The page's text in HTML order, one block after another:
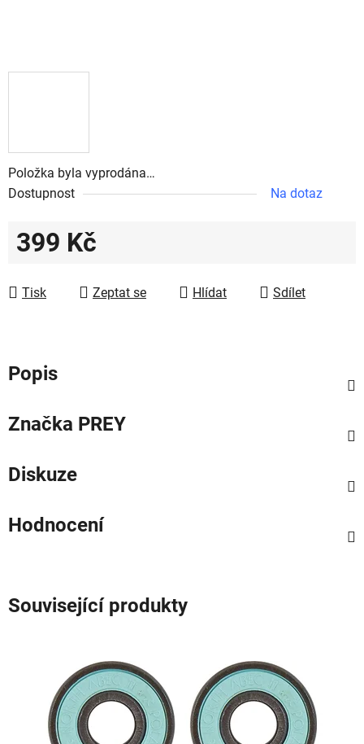
Položka byla vyprodána…
Dostupnost
Na dotaz
399 Kč
Tisk
Zeptat se Hlídat Sdílet
Popis
Značka PREY
Diskuze
Hodnocení
Související produkty